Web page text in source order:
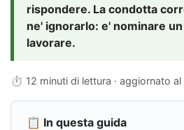
rispondere. La condotta
ne' ignorarlo: e' nominare
lavorare.
⏱ 12 minuti di lettura · aggiornato al
📋 In questa guida